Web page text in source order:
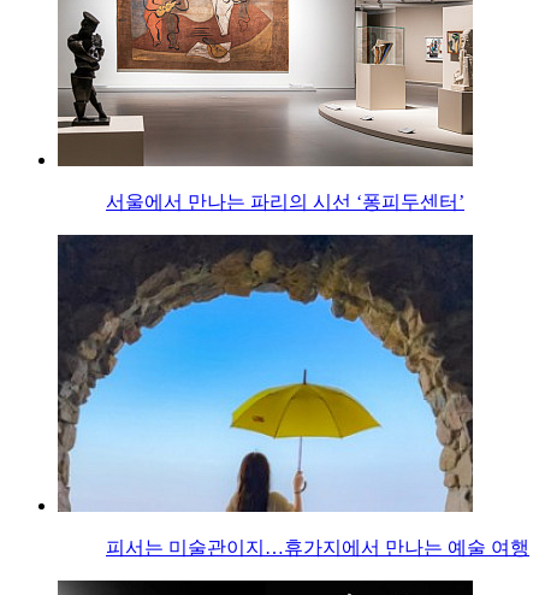
서울에서 만나는 파리의 시선 ‘퐁피두센터’
피서는 미술관이지…휴가지에서 만나는 예술 여행